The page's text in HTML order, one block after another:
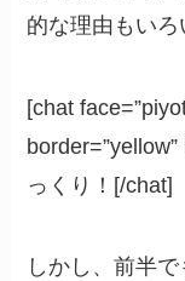
的な理由もいろ
[chat
っくり！[/chat]
しかし、前半